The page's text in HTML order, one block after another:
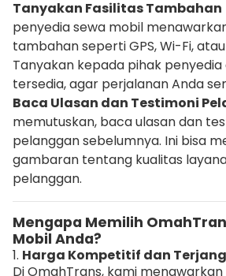
Tanyakan Fasilitas Tambahan
penyedia sewa mobil
tambahan seperti GPS, Wi-Fi,
Tanyakan kepada pihak
tersedia, agar perjalanan Anda
Baca Ulasan dan Testimoni
memutuskan, baca ulasan dan
pelanggan sebelumnya. Ini bisa
gambaran tentang kualitas
pelanggan.
Mengapa Memilih
Mobil Anda?
1. Harga Kompetitif dan
Di OmahTrans, kami